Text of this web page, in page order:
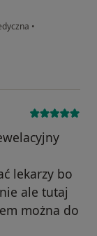
•
lekarzy bo
ale tutaj
można do